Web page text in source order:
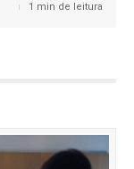
1 min de leitura